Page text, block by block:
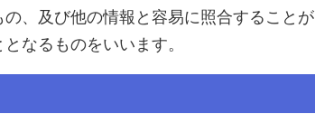
、及び他の情報と容易に照合することが
なるものをいいます。